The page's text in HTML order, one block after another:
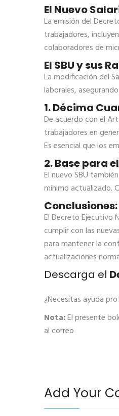
El Nuevo
La emisión del
trabajadores,
colaboradores de
El SBU y sus
La modificación del
laborales,
1. Décima
De acuerdo con el
trabajadores en
Es esencial que los
2. Base para
El nuevo SBU
mínimo actualizado.
El Decreto Ejecutivo
cumplir con las
para mantener la
actualizaciones
Descarga el
¿Necesitas ayuda
Nota:El presente
al correo
Add Your